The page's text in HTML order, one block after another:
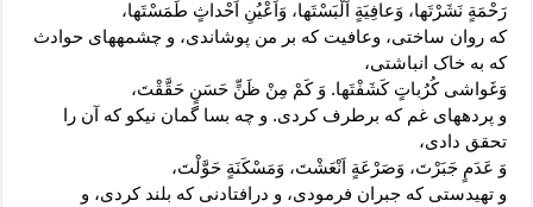
رَحْمَةٍ نَشَرْتَها، وَعافِيَةٍ اَلْبَسْتَها، وَاَعْيُنِ اَحْداثٍ طَمَسْتَها،
که روان ساختى، وعافیت که بر من پوشاندى، و چشمه‏هاى حوادث
که به خاک انباشتى،
وَغَواشى كُرُباتٍ كَشَفْتَها. وَ كَمْ مِنْ ظَنٍّ حَسَنٍ حَقَّقْتَ،
و پرده‏هاى غم که برطرف کردى. و چه بسا گمان نیکو که آن را
تحقق دادى،
وَ عَدَمٍ جَبَرْتَ، وَصَرْعَةٍ اَنْعَشْتَ، وَمَسْكَنَةٍ حَوَّلْتَ،
و تهیدستى که جبران فرمودى، و درافتادنى که بلند کردى، و